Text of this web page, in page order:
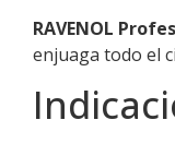
RAVENOL
enjuaga todo el